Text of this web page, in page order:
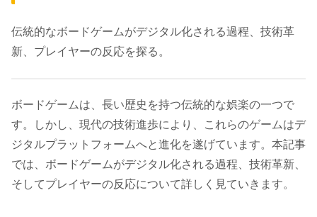
伝統的なボードゲームがデジタル化される過程、技術革
新、プレイヤーの反応を探る。
ボードゲームは、長い歴史を持つ伝統的な娯楽の一つで
す。しかし、現代の技術進歩により、これらのゲームはデ
ジタルプラットフォームへと進化を遂げています。本記事
では、ボードゲームがデジタル化される過程、技術革新、
そしてプレイヤーの反応について詳しく見ていきます。